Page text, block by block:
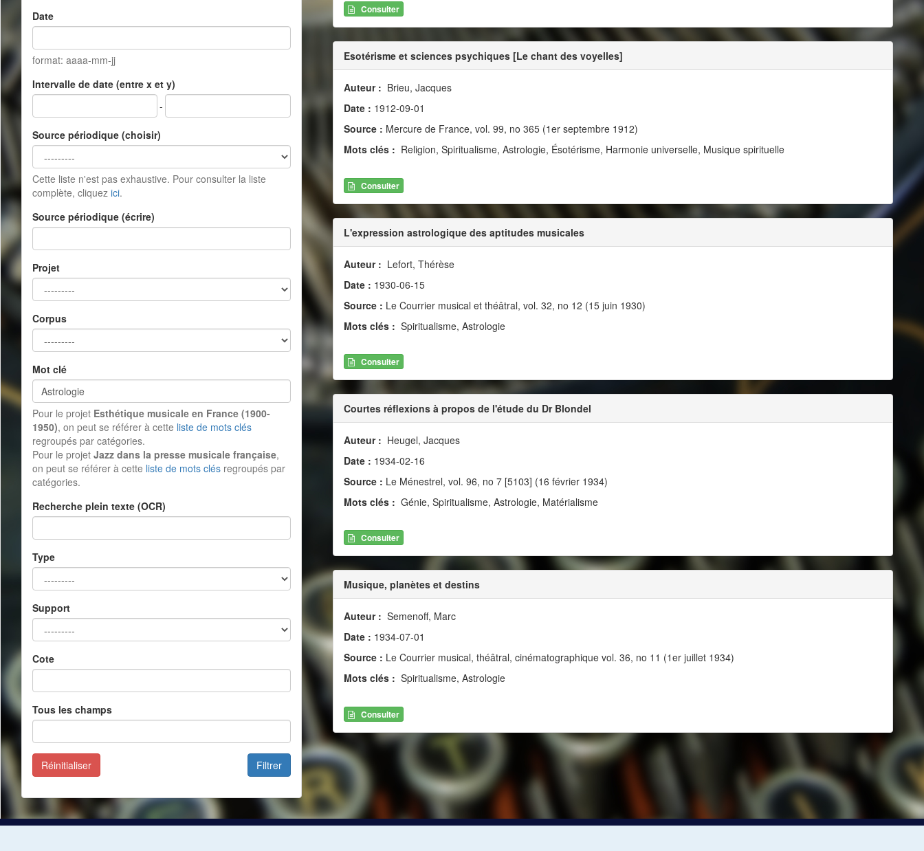
Date
format: aaaa-mm-jj
Intervalle de date (entre x et y)
-
Source périodique (choisir)
Cette liste n'est pas exhaustive. Pour consulter la liste
complète, cliquez ici.
Source périodique (écrire)
Projet
Corpus
Mot clé
Pour le projet Esthétique musicale en France (1900-
1950), on peut se référer à cette liste de mots clés
regroupés par catégories.
Pour le projet Jazz dans la presse musicale française,
on peut se référer à cette liste de mots clés regroupés par
catégories.
Recherche plein texte (OCR)
Type
Support
Cote
Tous les champs
Filtrer
Réinitialiser
Consulter
Esotérisme et sciences psychiques [Le chant des voyelles]
Auteur : Brieu, Jacques
Date : 1912-09-01
Source : Mercure de France, vol. 99, no 365 (1er septembre 1912)
Mots clés : Religion, Spiritualisme, Astrologie, Ésotérisme, Harmonie universelle, Musique spirituelle
Consulter
L'expression astrologique des aptitudes musicales
Auteur : Lefort, Thérèse
Date : 1930-06-15
Source : Le Courrier musical et théâtral, vol. 32, no 12 (15 juin 1930)
Mots clés : Spiritualisme, Astrologie
Consulter
Courtes réflexions à propos de l'étude du Dr Blondel
Auteur : Heugel, Jacques
Date : 1934-02-16
Source : Le Ménestrel, vol. 96, no 7 [5103] (16 février 1934)
Mots clés : Génie, Spiritualisme, Astrologie, Matérialisme
Consulter
Musique, planètes et destins
Auteur : Semenoff, Marc
Date : 1934-07-01
Source : Le Courrier musical, théâtral, cinématographique vol. 36, no 11 (1er juillet 1934)
Mots clés : Spiritualisme, Astrologie
Consulter